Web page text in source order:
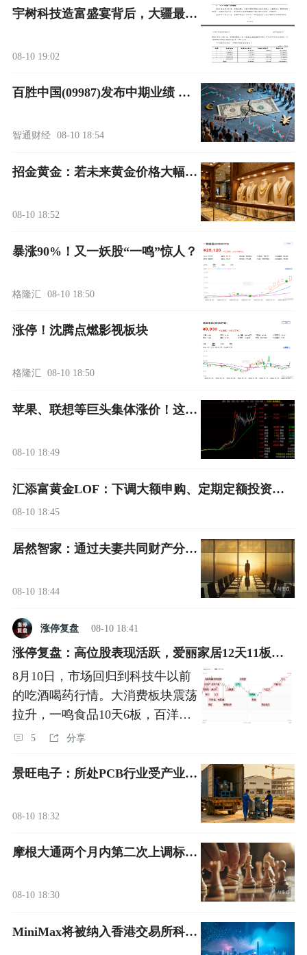
宇树科技造富盛宴背后，大疆最为尴尬，暴风反腐错失一笔426倍巨额投资回报，与43亿元投资浮盈擦身而过，曾是宇树科技最大外部股东，2019年离奇退出
08-10 19:02
百胜中国(09987)发布中期业绩 净利润55.3亿美元 同比增加9.07%
智通财经 08-10 18:54
招金黄金：若未来黄金价格大幅波动，将对公司经营业绩产生较大影响
08-10 18:52
暴涨90%！又一妖股“一鸣”惊人？
格隆汇 08-10 18:50
涨停！沈腾点燃影视板块
格隆汇 08-10 18:50
苹果、联想等巨头集体涨价！这届大学新生快买不起电脑了，资本市场上演盛宴，联想股价猛涨250%，3600亿港元市值创历史新高
08-10 18:49
汇添富黄金LOF：下调大额申购、定期定额投资业务限制金额至100.00元，暂停大额申购
08-10 18:45
居然智家：通过夫妻共同财产分割及遗产继承合计控制公司总股本43.93% 实际控制人变更为杨芳
08-10 18:44
涨停复盘 08-10 18:41
涨停复盘：高位股表现活跃，爱丽家居12天11板，高争民爆9天8板！吃酒喝药继续嗨，百花医药5连板，哈三联5天3板，一鸣食品10天6板！
8月10日，市场回归到科技牛以前
的吃酒喝药行情。大消费板块震荡
拉升，一鸣食品10天6板，百洋股
份、香飘飘涨停。AI应用概念盘
涨停。影视板块再度拉升，儒意电
5 分享
景旺电子：所处PCB行业受产业政策等多重因素影响
08-10 18:32
摩根大通两个月内第二次上调标普500指数目标位 称AI投资开始产生回报
08-10 18:30
MiniMax将被纳入香港交易所科技100等指数